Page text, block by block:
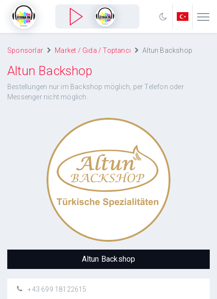
Sponsorlar Market / Gıda / Toptancı Altun Backshop
Altun Backshop
Bestellungen nur im Backshop möglich, per Telefon oder
Messenger nicht möglich.
Altun Backshop
Altun Backshop
+43 699 18122615